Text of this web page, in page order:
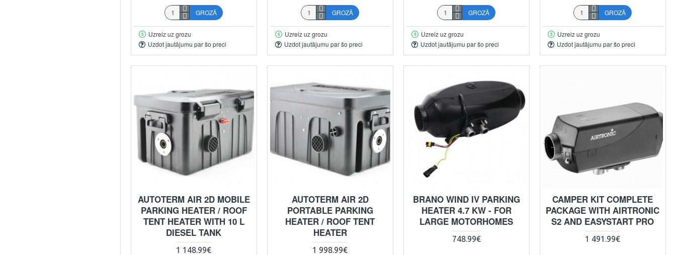
GROZĀ
Uzreiz uz grozu
Uzdot jautājumu par šo preci
GROZĀ
Uzreiz uz grozu
Uzdot jautājumu par šo preci
GROZĀ
Uzreiz uz grozu
Uzdot jautājumu par šo preci
GROZĀ
Uzreiz uz grozu
Uzdot jautājumu par šo preci
AUTOTERM AIR 2D MOBILE
PARKING HEATER / ROOF
TENT HEATER WITH 10 L
DIESEL TANK
1 148.99€
AUTOTERM AIR 2D
PORTABLE PARKING
HEATER / ROOF TENT
HEATER
1 998.99€
BRANO WIND IV PARKING
HEATER 4.7 KW - FOR
LARGE MOTORHOMES
748.99€
CAMPER KIT COMPLETE
PACKAGE WITH AIRTRONIC
S2 AND EASYSTART PRO
1 491.99€